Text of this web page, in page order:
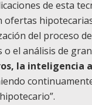
de esta
ofertas
del proceso
o el análisis de
la inteligencia